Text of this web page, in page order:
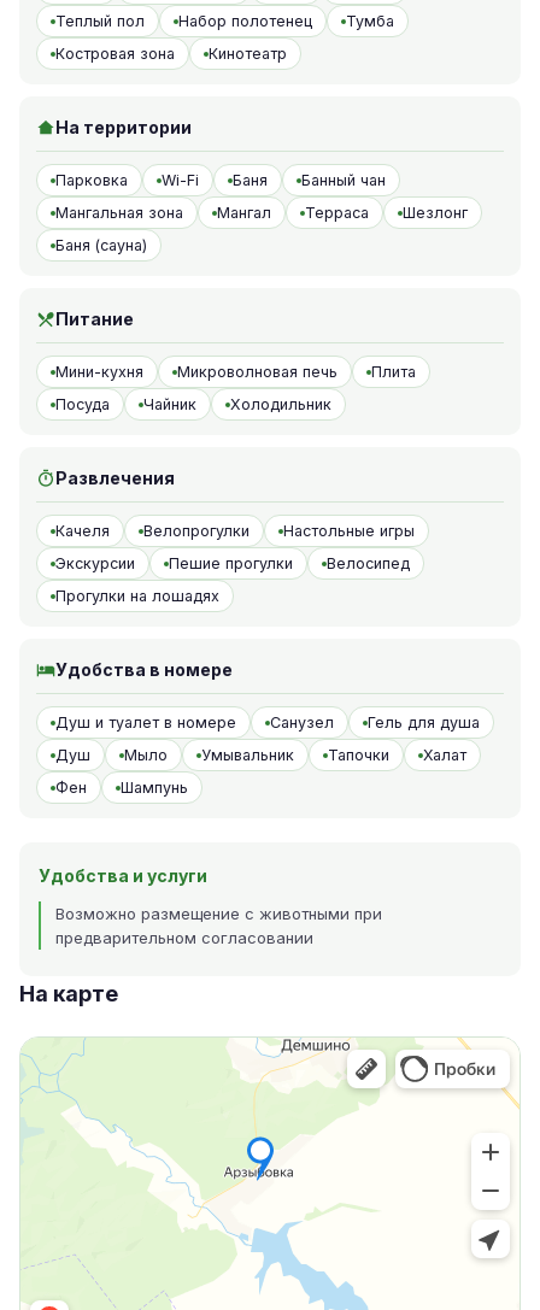
Теплый пол
Набор полотенец
Тумба
Костровая зона
Кинотеатр
На территории
Парковка Wi-Fi Баня
Банный чан
Мангальная зона
Мангал Терраса
Шезлонг
Баня (сауна)
Питание
Мини-кухня Микроволновая печь
Плита
Посуда
Чайник Холодильник
Развлечения
Качеля Велопрогулки
Настольные игры
Экскурсии
Пешие прогулки
Велосипед
Прогулки на лошадях
Удобства в номере
Душ и туалет в номере Санузел
Гель для душа
Душ
Мыло Умывальник Тапочки
Халат
Фен
Шампунь
Удобства и услуги
Возможно размещение с животными при
предварительном согласовании
На карте